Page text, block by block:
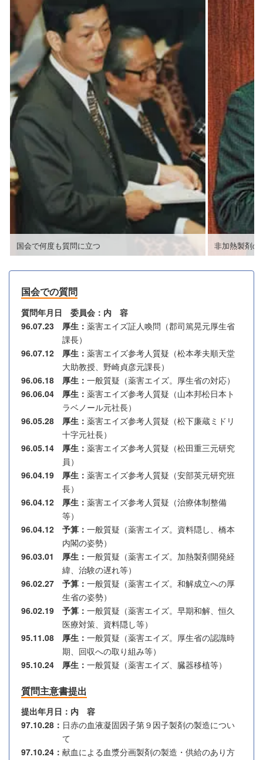
国会で何度も質問に立つ 非加熱製剤の
国会での質問
質問年月日 委員会
内 容
96.07.23 厚生
薬害エイズ証人喚問（郡司篤晃元厚生省
課長）
96.07.12 厚生
薬害エイズ参考人質疑（松本孝夫順天堂
大助教授、野崎貞彦元課長）
96.06.18 厚生
一般質疑（薬害エイズ。厚生省の対応）
96.06.04 厚生
薬害エイズ参考人質疑（山本邦松日本ト
ラベノール元社長）
96.05.28 厚生
薬害エイズ参考人質疑（松下廉蔵ミドリ
十字元社長）
96.05.14 厚生
薬害エイズ参考人質疑（松田重三元研究
員）
96.04.19 厚生
薬害エイズ参考人質疑（安部英元研究班
長）
96.04.12 厚生
薬害エイズ参考人質疑（治療体制整備
等）
96.04.12 予算
一般質疑（薬害エイズ。資料隠し、橋本
内閣の姿勢）
96.03.01 厚生
一般質疑（薬害エイズ。加熱製剤開発経
緯、治験の遅れ等）
96.02.27 予算
一般質疑（薬害エイズ。和解成立への厚
生省の姿勢）
96.02.19 予算
一般質疑（薬害エイズ。早期和解、恒久
医療対策、資料隠し等）
95.11.08 厚生
一般質疑（薬害エイズ。厚生省の認識時
期、回収への取り組み等）
95.10.24 厚生
一般質疑（薬害エイズ、臓器移植等）
質問主意書提出
提出年月日
内 容
97.10.28
日赤の血液凝固因子第９因子製剤の製造につい
て
97.10.24
献血による血漿分画製剤の製造・供給のあり方